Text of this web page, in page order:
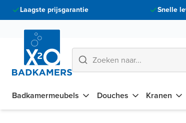
Laagste prijsgarantie Snelle
Badkamermeubels Douches Kranen